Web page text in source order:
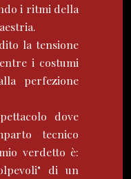
i ritmi della
la tensione
i costumi
perfezione
dove
tecnico
verdetto è:
di un